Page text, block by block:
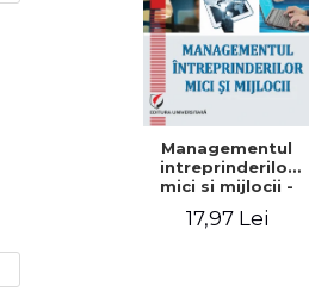
Managementul
intreprinderilor
mici si mijlocii -
Elena David,
Mihaela-Mirela
17,97 Lei